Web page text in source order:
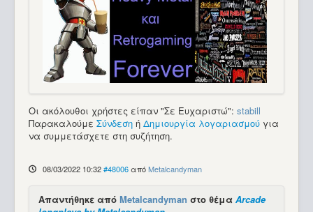
Οι ακόλουθοι χρήστες είπαν "Σε Ευχαριστώ": stabill
Παρακαλούμε Σύνδεση ή Δημιουργία λογαριασμού για
να συμμετάσχετε στη συζήτηση.
08/03/2022 10:32 #48006 απόMetalcandyman
Απαντήθηκε από Metalcandyman στο θέμα Arcade